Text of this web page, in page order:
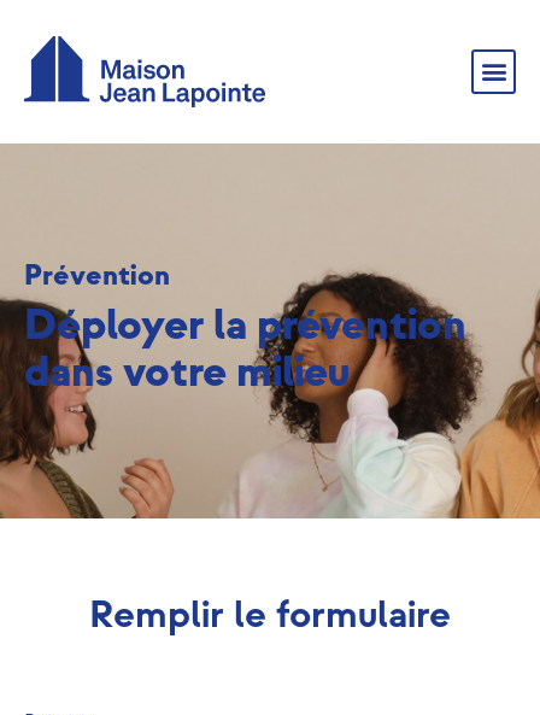
Prévention
Déployer la prévention
dans votre milieu​
Remplir le formulaire